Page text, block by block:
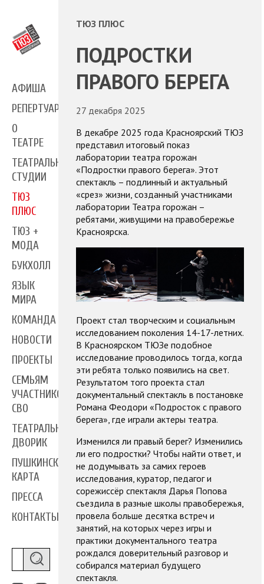
АФИША
РЕПЕРТУАР
О
ТЕАТРЕ
ТЕАТРАЛЬНЫЕ
СТУДИИ
ТЮЗ
ПЛЮС
ТЮЗ +
МОДА
БУКХОЛЛ
ЯЗЫК
МИРА
КОМАНДА
НОВОСТИ
ПРОЕКТЫ
СЕМЬЯМ
УЧАСТНИКОВ
СВО
ТЕАТРАЛЬНЫЙ
ДВОРИК
ПУШКИНСКАЯ
КАРТА
ПРЕССА
КОНТАКТЫ
ТЮЗ ПЛЮС
ПОДРОСТКИ
ПРАВОГО БЕРЕГА
27 декабря 2025
В декабре 2025 года Красноярский ТЮЗ
представил итоговый показ
лаборатории театра горожан
«Подростки правого берега». Этот
спектакль – подлинный и актуальный
«срез» жизни, созданный участниками
лаборатории Театра горожан –
ребятами, живущими на правобережье
Красноярска.
Проект стал творческим и социальным
исследованием поколения 14-17-летних.
В Красноярском ТЮЗе подобное
исследование проводилось тогда, когда
эти ребята только появились на свет.
Результатом того проекта стал
документальный спектакль в постановке
Романа Феодори «Подросток с правого
берега», где играли актеры театра.
Изменился ли правый берег? Изменились
ли его подростки? Чтобы найти ответ, и
не додумывать за самих героев
исследования, куратор, педагог и
сорежиссёр спектакля Дарья Попова
съездила в разные школы правобережья,
провела больше десятка встреч и
занятий, на которых через игры и
практики документального театра
рождался доверительный разговор и
собирался материал будущего
спектакля.